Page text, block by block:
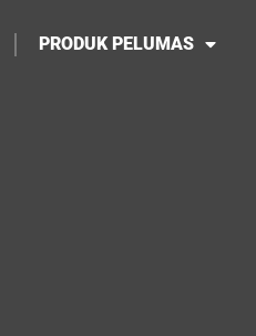
PRODUK PELUMAS